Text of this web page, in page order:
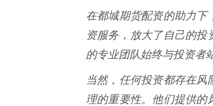
在都城期货配资的助力下
资服务，放大了自己的
的专业团队始终与投资者
当然，任何投资都存在
理的重要性。他们提供的